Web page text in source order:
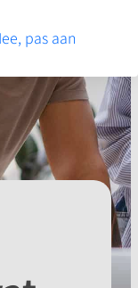
pas aan